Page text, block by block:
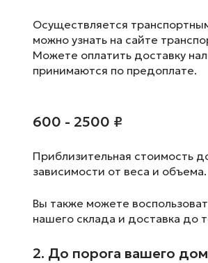
Осуществляется
можно узнать на сайте
Можете оплатить доставку
принимаются по предоплате.
600 - 2500 ₽
Приблизительная стоимость
зависимости от веса и объема.
Вы также можете
нашего склада и доставка до
2. До порога вашего